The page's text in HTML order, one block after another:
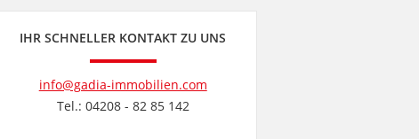
IHR SCHNELLER KONTAKT ZU UNS
info@gadia-immobilien.com
Tel.: 04208 - 82 85 142